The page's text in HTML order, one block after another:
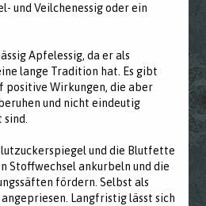
und Veilchenessig oder ein
Apfelessig, da er als
lange Tradition hat. Es gibt
positive Wirkungen, die aber
und nicht eindeutig
sind.
und die Blutfette
Stoffwechsel ankurbeln und die
fördern. Selbst als
Langfristig lässt sich